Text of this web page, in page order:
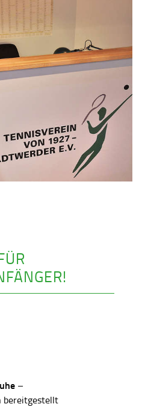
–
bereitgestellt